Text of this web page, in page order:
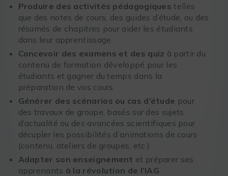
Produire des activités pédagogiques telles
que des notes de cours, des guides d’étude, ou des
résumés de chapitres pour aider les étudiants
dans leur apprentissage.
Concevoir des examens et des quiz à partir du
contenu de formation développé pour les
étudiants et gagner du temps dans la
préparation de vos cours
Générer des scénarios ou cas d’étude pour
des travaux de groupe, basés sur des sujets
d’actualité ou des avancées scientifiques pour
décupler les possibilités d’animations de cours
(contenu, ateliers de groupes, etc.)
Adapter son enseignement et préparer ses
apprenants à la révolution de l’IAG